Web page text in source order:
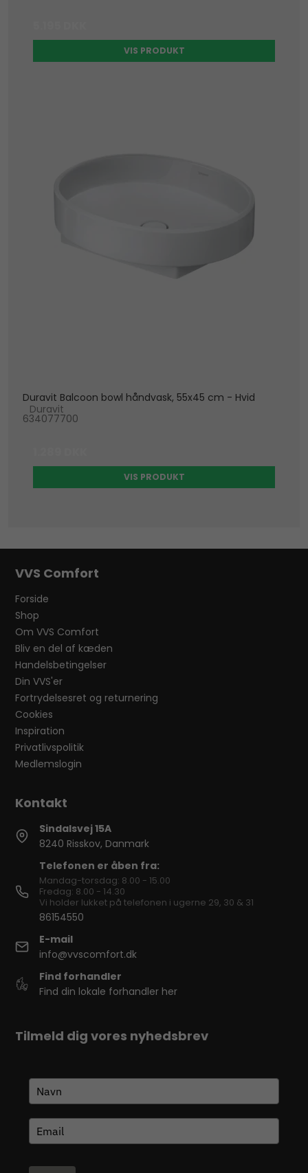
VIS PRODUKT
Duravit Balcoon bowl håndvask, 55x45 cm - Hvid
Duravit
634077700
VIS PRODUKT
VVS Comfort
Forside
Shop
Om VVS Comfort
Bliv en del af kæden
Handelsbetingelser
Din VVS'er
Fortrydelsesret og returnering
Cookies
Inspiration
Privatlivspolitik
Medlemslogin
Sindalsvej 15A
8240 Risskov, Danmark
Telefonen er åben fra:
Mandag-torsdag: 8.00 - 15.00
Fredag: 8.00 - 14.30
Vi holder lukket på telefonen i ugerne 29, 30 & 31
86154550
E-mail
info@vvscomfort.dk
Find forhandler
Find din lokale forhandler her
Tilmeld dig vores nyhedsbrev